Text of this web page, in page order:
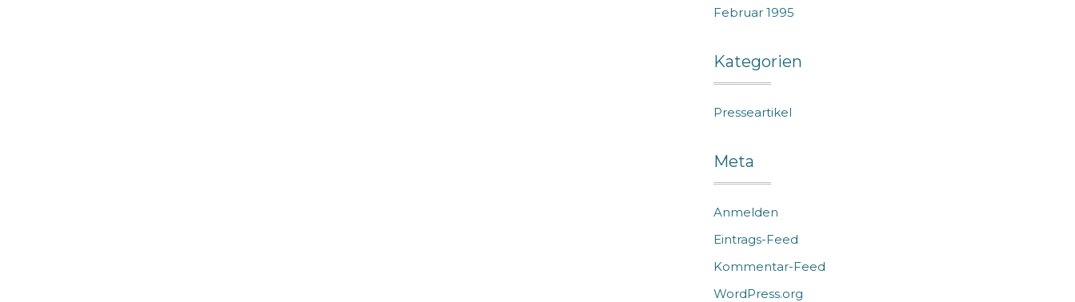
Februar 1995
Kategorien
Presseartikel
Meta
Anmelden
Eintrags-Feed
Kommentar-Feed
WordPress.org